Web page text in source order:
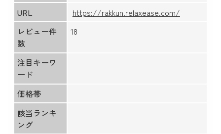
URL
https://rakkun.relaxease.com/
レビュー件
数
18
注目キーワ
ード
価格帯
該当ランキ
ング